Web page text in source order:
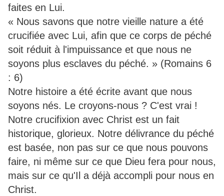
faites en Lui.
« Nous savons que notre vieille nature a été
crucifiée avec Lui, afin que ce corps de péché
soit réduit à l'impuissance et que nous ne
soyons plus esclaves du péché. » (Romains 6
: 6)
Notre histoire a été écrite avant que nous
soyons nés. Le croyons-nous ? C'est vrai !
Notre crucifixion avec Christ est un fait
historique, glorieux. Notre délivrance du péché
est basée, non pas sur ce que nous pouvons
faire, ni même sur ce que Dieu fera pour nous,
mais sur ce qu'Il a déjà accompli pour nous en
Christ.